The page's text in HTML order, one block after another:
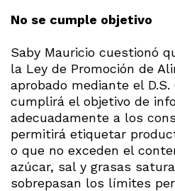
No se cumple objetivo
Saby Mauricio cuestionó
la Ley de Promoción de
aprobado mediante el D.S.
cumplirá el objetivo de
adecuadamente a los
permitirá etiquetar
o que no exceden el
azúcar, sal y grasas
sobrepasan los límites